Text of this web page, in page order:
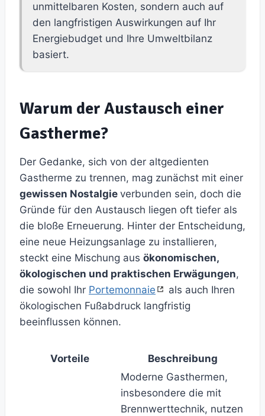
unmittelbaren Kosten, sondern auch auf
den langfristigen Auswirkungen auf Ihr
Energiebudget und Ihre Umweltbilanz
basiert.
Warum der Austausch einer
Gastherme?
Der Gedanke, sich von der altgedienten
Gastherme zu trennen, mag zunächst mit einer
gewissen Nostalgie verbunden sein, doch die
Gründe für den Austausch liegen oft tiefer als
die bloße Erneuerung. Hinter der Entscheidung,
eine neue Heizungsanlage zu installieren,
steckt eine Mischung aus ökonomischen,
ökologischen und praktischen Erwägungen,
die sowohl Ihr Portemonnaie
als auch Ihren
ökologischen Fußabdruck langfristig
beeinflussen können.
Vorteile Beschreibung
Moderne Gasthermen,
insbesondere die mit
Brennwerttechnik, nutzen